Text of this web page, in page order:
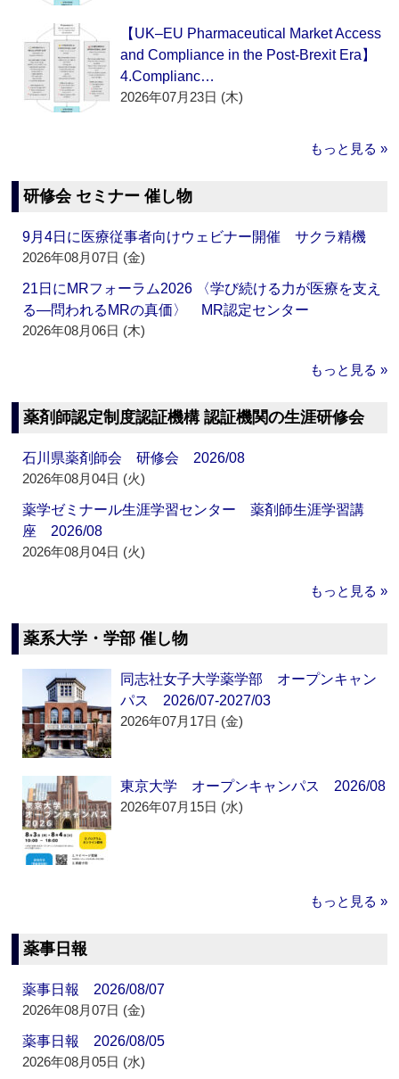
【UK–EU Pharmaceutical Market Access
and Compliance in the Post-Brexit Era】
4.Complianc…
2026年07月23日 (木)
もっと見る »
研修会 セミナー 催し物
9月4日に医療従事者向けウェビナー開催 サクラ精機
2026年08月07日 (金)
21日にMRフォーラム2026 〈学び続ける力が医療を支え
る―問われるMRの真価〉 MR認定センター
2026年08月06日 (木)
もっと見る »
薬剤師認定制度認証機構 認証機関の生涯研修会
石川県薬剤師会 研修会 2026/08
2026年08月04日 (火)
薬学ゼミナール生涯学習センター 薬剤師生涯学習講
座 2026/08
2026年08月04日 (火)
もっと見る »
薬系大学・学部 催し物
同志社女子大学薬学部 オープンキャン
パス 2026/07-2027/03
2026年07月17日 (金)
東京大学 オープンキャンパス 2026/08
2026年07月15日 (水)
もっと見る »
薬事日報
薬事日報 2026/08/07
2026年08月07日 (金)
薬事日報 2026/08/05
2026年08月05日 (水)